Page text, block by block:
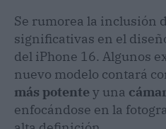
Se rumorea la inclusión
significativas en el
del iPhone 16. Algunos
nuevo modelo contará
más potentey una
enfocándose en la